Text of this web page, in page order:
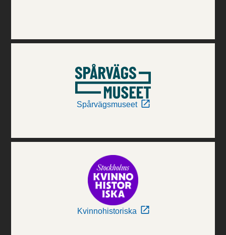
Spårvägsmuseet
Kvinnohistoriska